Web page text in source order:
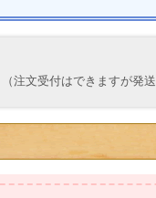
注文受付はできますが発送